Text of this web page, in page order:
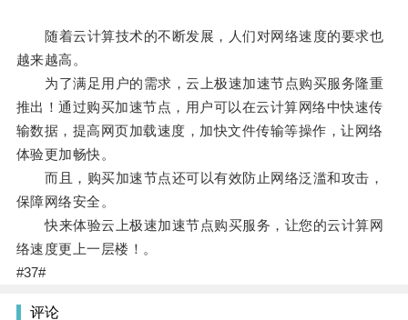
随着云计算技术的不断发展，人们对网络速度的要求也
越来越高。
为了满足用户的需求，云上极速加速节点购买服务隆重
推出！通过购买加速节点，用户可以在云计算网络中快速传
输数据，提高网页加载速度，加快文件传输等操作，让网络
体验更加畅快。
而且，购买加速节点还可以有效防止网络泛滥和攻击，
保障网络安全。
快来体验云上极速加速节点购买服务，让您的云计算网
络速度更上一层楼！。
#37#
评论